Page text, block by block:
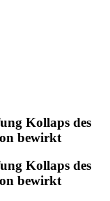
Kollaps des
bewirkt
Kollaps des
bewirkt